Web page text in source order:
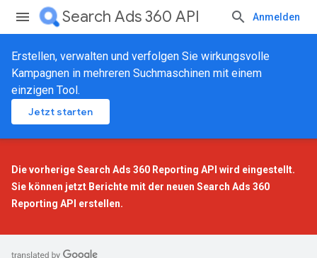
Search Ads 360 API Anmelden
Erstellen, verwalten und verfolgen Sie wirkungsvolle
Kampagnen in mehreren Suchmaschinen mit einem
einzigen Tool.
Jetzt starten
Die vorherige Search Ads 360 Reporting API wird eingestellt.
Sie können jetzt Berichte mit der neuen Search Ads 360
Reporting API erstellen.